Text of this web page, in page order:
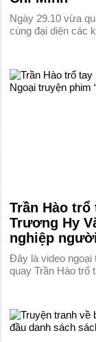
Ngày 29.10 vừa
cùng đại diện các
Trần Hào
Trương Hy
nghiệp
Đây là video ngoại
quay Trần Hào trổ